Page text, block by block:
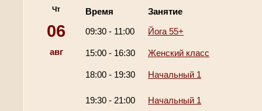
Чт
06
авг
Время
Занятие
09:30 - 11:00
Йога 55+
15:00 - 16:30 Женский класс
18:00 - 19:30 Начальный 1
19:30 - 21:00 Начальный 1